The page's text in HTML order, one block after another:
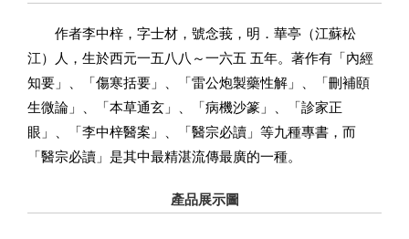
作者李中梓，字士材，號念莪，明．華亭（江蘇松
江）人，生於西元一五八八～一六五 五年。著作有「內經
知要」、「傷寒括要」、「雷公炮製藥性解」、「刪補頤
生微論」、「本草通玄」、「病機沙篆」、「診家正
眼」、「李中梓醫案」、「醫宗必讀」等九種專書，而
「醫宗必讀」是其中最精湛流傳最廣的一種。
產品展示圖